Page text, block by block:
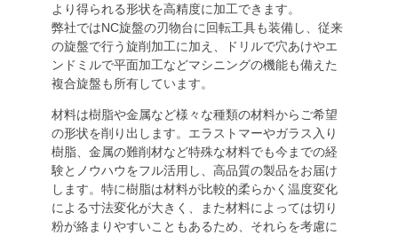
より得られる形状を高精度に加工できます。
弊社ではNC旋盤の刃物台に回転工具も装備し、従来
の旋盤で行う旋削加工に加え、ドリルで穴あけやエ
ンドミルで平面加工などマシニングの機能も備えた
複合旋盤も所有しています。
材料は樹脂や金属など様々な種類の材料からご希望
の形状を削り出します。エラストマーやガラス入り
樹脂、金属の難削材など特殊な材料でも今までの経
験とノウハウをフル活用し、高品質の製品をお届け
します。特に樹脂は材料が比較的柔らかく温度変化
による寸法変化が大きく、また材料によっては切り
粉が絡まりやすいこともあるため、それらを考慮に